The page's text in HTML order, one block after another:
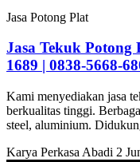
Jasa Potong Plat
Jasa Tekuk Potong
1689 | 0838-5668-
Kami menyediakan jasa
berkualitas tinggi.
steel, aluminium.
Karya Perkasa Abadi 2